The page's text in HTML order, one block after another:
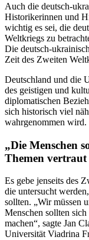
Auch die deutsch-
Histo­ri­ke­rinnen und
wichtig es sei, die
Weltkriegs zu
Die deutsch-
Zeit des Zweiten
Deutschland und die
des geistigen und
diplo­ma­ti­schen
sich histo­risch viel
wahrge­nommen wird.
„Die Menschen
Themen vertraut
Es gebe jenseits des
die unter­sucht
sollten. „Wir müssen
Menschen sollten
machen“, sagte Jan
Uni­ver­­­si­tät Via­drina